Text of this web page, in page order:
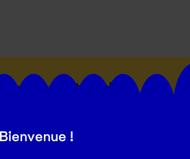
actualités du
Bienvenue !